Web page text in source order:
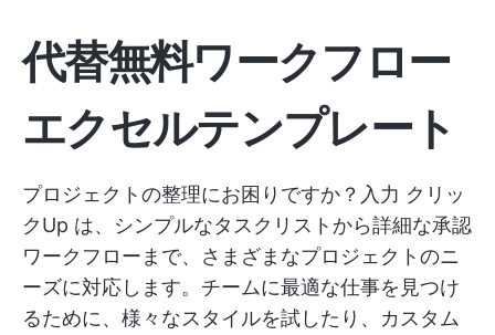
代替無料ワークフロー
エクセルテンプレート
プロジェクトの整理にお困りですか？入力 クリッ
クUp は、シンプルなタスクリストから詳細な承認
ワークフローまで、さまざまなプロジェクトのニ
ーズに対応します。チームに最適な仕事を見つけ
るために、様々なスタイルを試したり、カスタム